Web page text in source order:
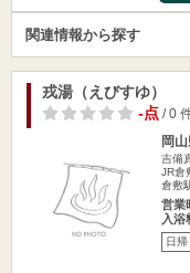
関連情報から探す
戎湯（えびすゆ）
-点/ 0
岡
吉備
JR倉
倉敷
営業
入浴
日帰